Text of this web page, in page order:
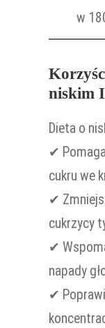
w
niskim
Dieta o
✔
cukru we
✔
cukrzycy
✔
napady
✔